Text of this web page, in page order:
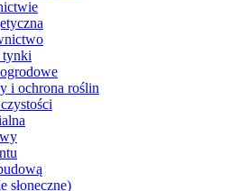
tynki
i ochrona roślin
słoneczne)